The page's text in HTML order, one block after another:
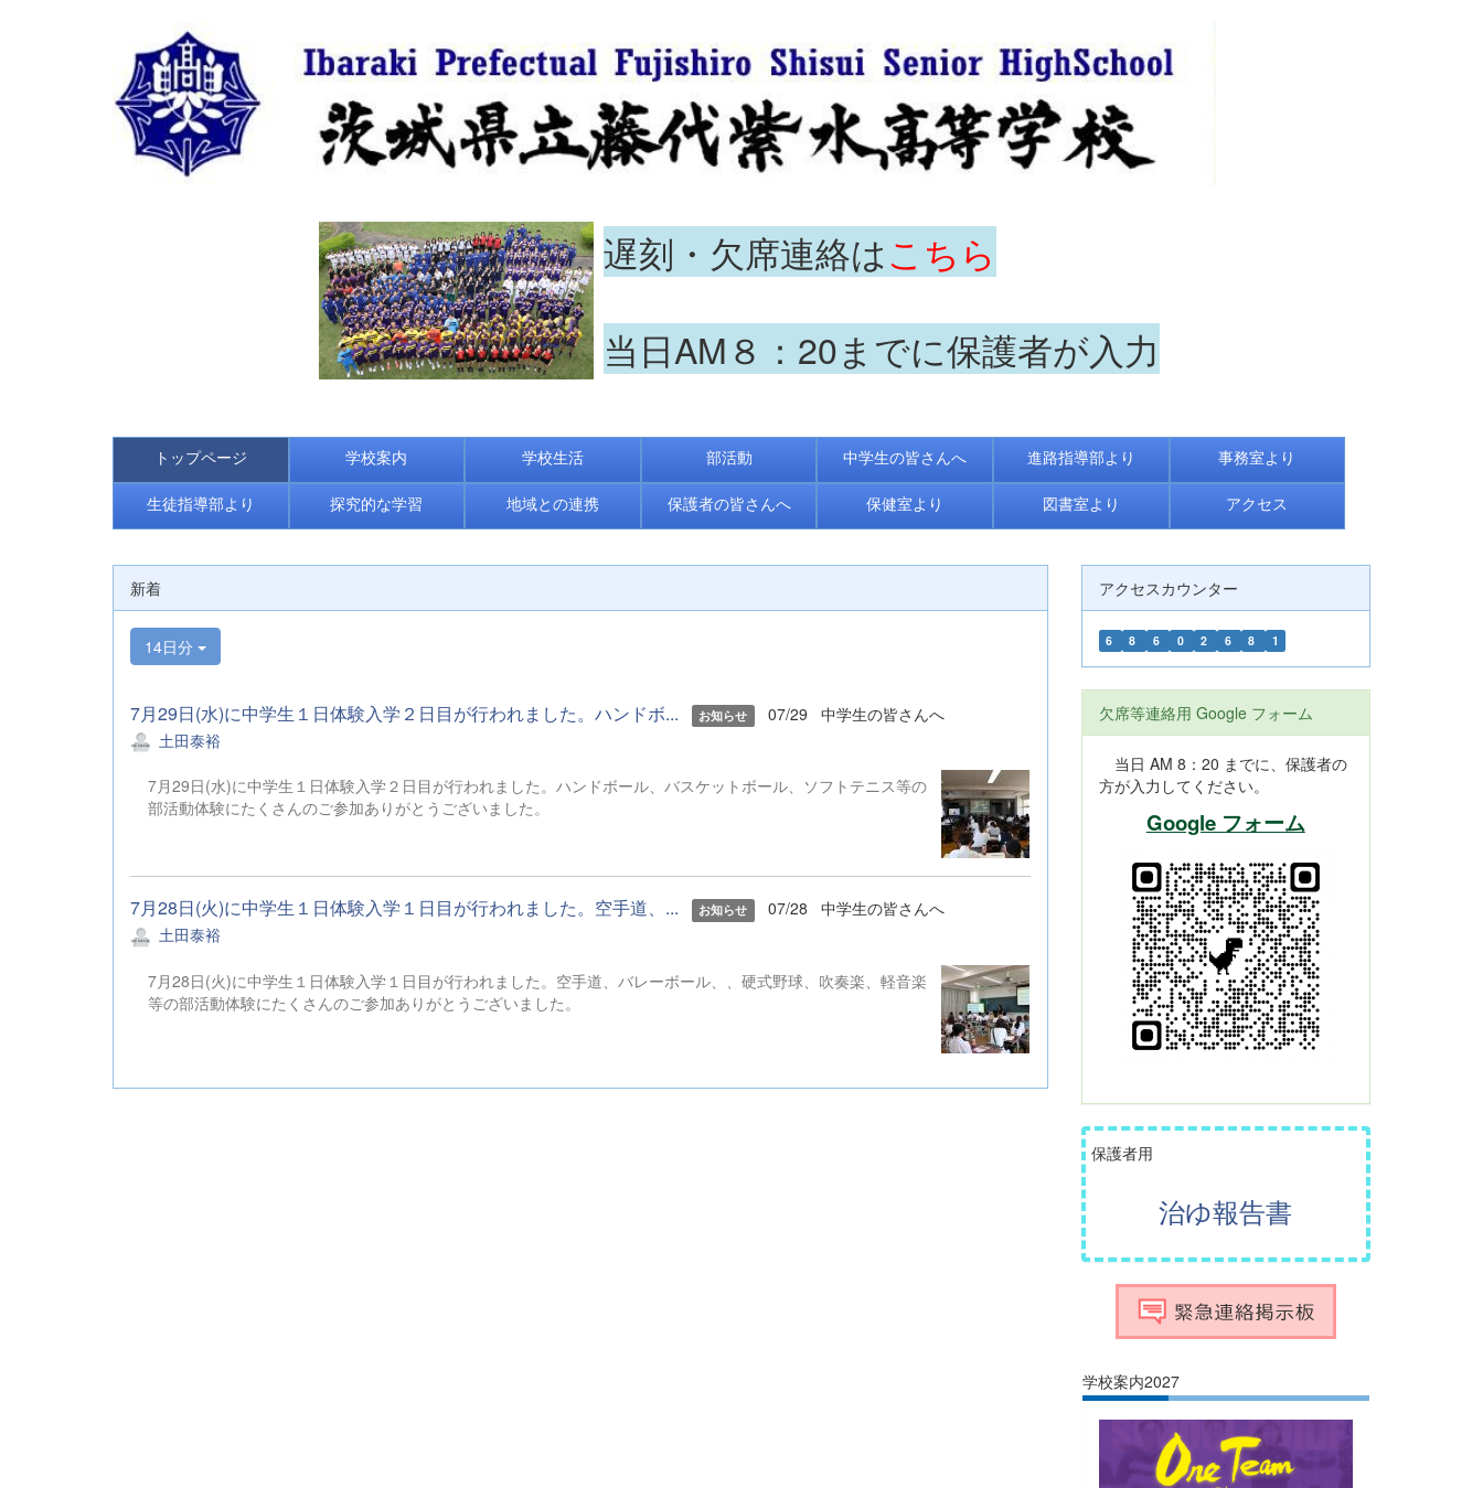
遅刻・欠席連絡はこちら
当日AM８：20までに保護者が入力
トップページ 学校案内 学校生活 部活動 中学生の皆さんへ 進路指導部より 事務室より
生徒指導部より 探究的な学習 地域との連携 保護者の皆さんへ 保健室より 図書室より アクセス
新着
14日分
7月29日(水)に中学生１日体験入学２日目が行われました。ハンドボ... お知らせ 07/29
中学生の皆さんへ
土田泰裕
7月29日(水)に中学生１日体験入学２日目が行われました。ハンドボール、バスケットボール、ソフトテニス等の
部活動体験にたくさんのご参加ありがとうございました。
7月28日(火)に中学生１日体験入学１日目が行われました。空手道、... お知らせ 07/28
中学生の皆さんへ
土田泰裕
7月28日(火)に中学生１日体験入学１日目が行われました。空手道、バレーボール、、硬式野球、吹奏楽、軽音楽
等の部活動体験にたくさんのご参加ありがとうございました。
アクセスカウンター
6 8 6 0 2 6 8 1
欠席等連絡用 Google フォーム
当日 AM 8：20 までに、保護者の
方が入力してください。
Google フォーム
保護者用
治ゆ報告書
学校案内2027